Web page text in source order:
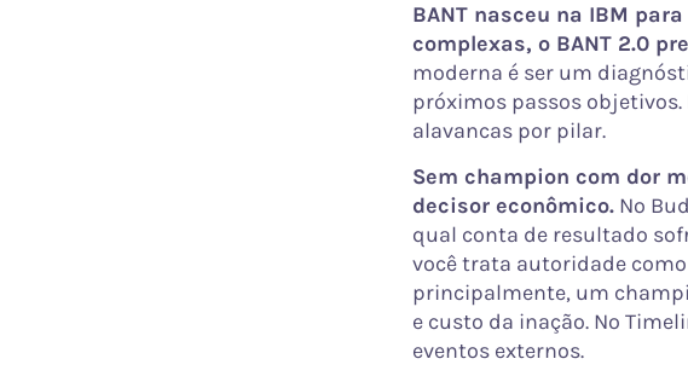
BANT nasceu na IBM
complexas, o BANT 2.0
moderna é ser um
próximos passos
alavancas por pilar.
Sem champion com dor
decisor econômico. No
qual conta de resultado
você trata autoridade
principalmente, um
e custo da inação. No
eventos externos.